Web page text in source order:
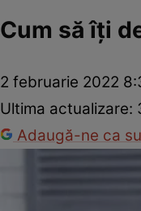
Cum să îţi
2 februarie 2022
Ultima actualizare:
Adaugă-ne ca